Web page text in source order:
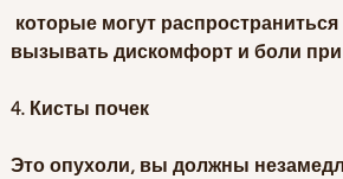
вызывать дискомфорт и боли
4. Кисты почек
Это опухоли, вы должны